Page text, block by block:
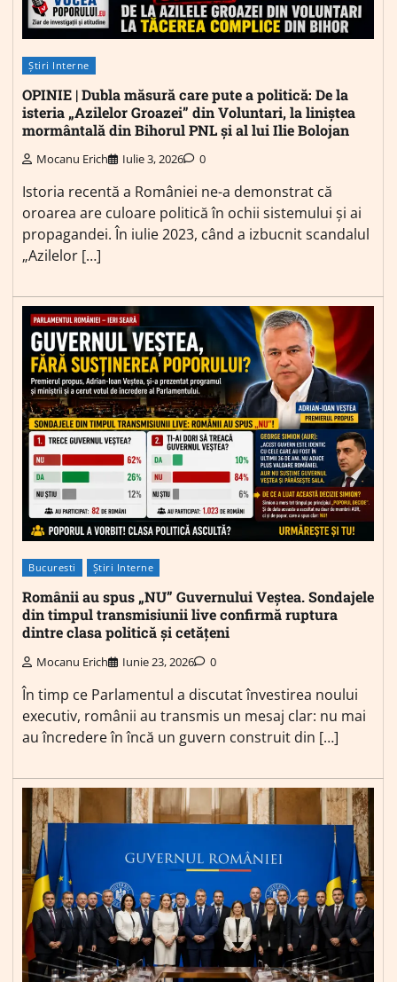
Știri Interne
OPINIE | Dubla măsură care pute a politică: De la
isteria „Azilelor Groazei” din Voluntari, la liniștea
mormântală din Bihorul PNL și al lui Ilie Bolojan
Mocanu Erich Iulie 3, 2026 0
Istoria recentă a României ne-a demonstrat că
oroarea are culoare politică în ochii sistemului și ai
propagandei. În iulie 2023, când a izbucnit scandalul
„Azilelor […]
Bucuresti Știri Interne
Românii au spus „NU” Guvernului Veștea. Sondajele
din timpul transmisiunii live confirmă ruptura
dintre clasa politică și cetățeni
Mocanu Erich Iunie 23, 2026 0
În timp ce Parlamentul a discutat învestirea noului
executiv, românii au transmis un mesaj clar: nu mai
au încredere în încă un guvern construit din […]